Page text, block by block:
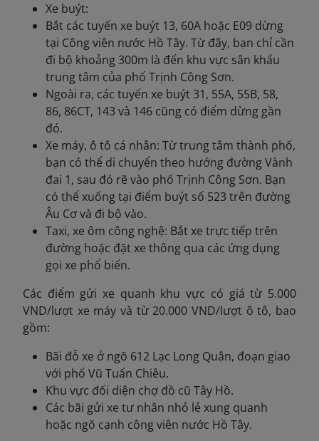
Xe buýt:
Bắt các tuyến xe buýt 13, 60A hoặc E09 dừng
tại Công viên nước Hồ Tây. Từ đây, bạn chỉ cần
đi bộ khoảng 300m là đến khu vực sân khấu
trung tâm của phố Trịnh Công Sơn.
Ngoài ra, các tuyến xe buýt 31, 55A, 55B, 58,
86, 86CT, 143 và 146 cũng có điểm dừng gần
đó.
Xe máy, ô tô cá nhân: Từ trung tâm thành phố,
bạn có thể di chuyển theo hướng đường Vành
đai 1, sau đó rẽ vào phố Trịnh Công Sơn. Bạn
có thể xuống tại điểm buýt số 523 trên đường
Âu Cơ và đi bộ vào.
Taxi, xe ôm công nghệ: Bắt xe trực tiếp trên
đường hoặc đặt xe thông qua các ứng dụng
gọi xe phổ biến.
Các điểm gửi xe quanh khu vực có giá từ 5.000
VND/lượt xe máy và từ 20.000 VND/lượt ô tô, bao
gồm:
Bãi đỗ xe ở ngõ 612 Lạc Long Quân, đoạn giao
với phố Vũ Tuấn Chiêu.
Khu vực đối diện chợ đồ cũ Tây Hồ.
Các bãi gửi xe tư nhân nhỏ lẻ xung quanh
hoặc ngõ cạnh công viên nước Hồ Tây.